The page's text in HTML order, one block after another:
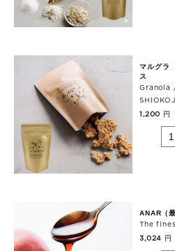
マルグラ
ス
Granola
SHIOKOJI
1,200 円
ANAR（
The
3,024 円